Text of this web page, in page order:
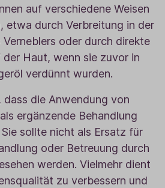
auf verschiedene Weisen
etwa durch Verbreitung in der
oder durch direkte
Haut, wenn sie zuvor in
verdünnt wurden.
dass die Anwendung von
ergänzende Behandlung
sollte nicht als Ersatz für
oder Betreuung durch
werden. Vielmehr dient
zu verbessern und